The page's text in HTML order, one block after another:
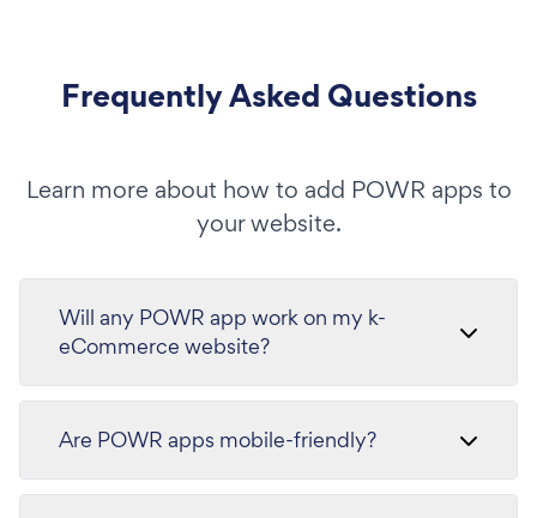
Frequently Asked Questions
Learn more about how to add POWR apps to
your website.
Will any POWR app work on my k-
eCommerce website?
Are POWR apps mobile-friendly?